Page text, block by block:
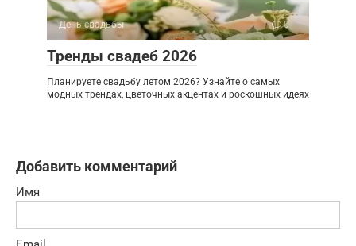
День свадьбы 0
Тренды свадеб 2026
Планируете свадьбу летом 2026? Узнайте о самых
модных трендах, цветочных акцентах и роскошных идеях
Добавить комментарий
Имя